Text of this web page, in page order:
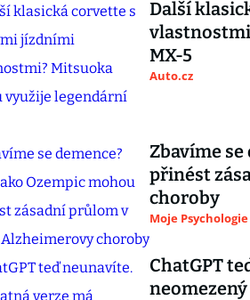
Další
MX-5
Auto.cz
Zbavíme
přinést
choroby
Moje Psychologie
ChatGPT
neomezený